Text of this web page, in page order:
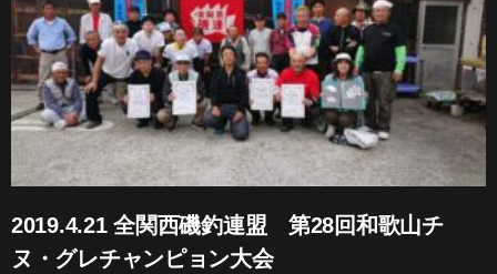
2019.4.21 全関西磯釣連盟 第28回和歌山チ
ヌ・グレチャンピョン大会
ー
ジ
ー
ジ
ー
ジ
ー
ジ
ー
ジ